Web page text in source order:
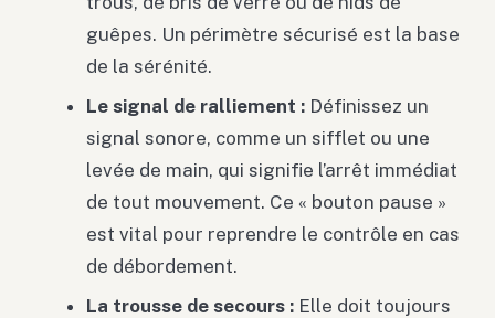
guêpes. Un périmètre sécurisé est la base
de la sérénité.
Le signal de ralliement : Définissez un
signal sonore, comme un sifflet ou une
levée de main, qui signifie l’arrêt immédiat
de tout mouvement. Ce « bouton pause »
est vital pour reprendre le contrôle en cas
de débordement.
La trousse de secours : Elle doit toujours